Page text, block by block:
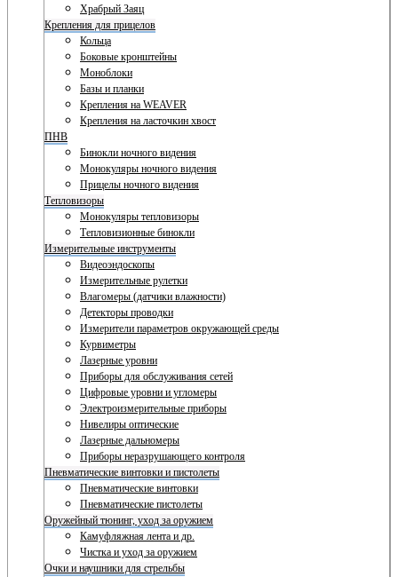
Храбрый Заяц
Крепления для прицелов
Кольца
Боковые кронштейны
Моноблоки
Базы и планки
Крепления на WEAVER
Крепления на ласточкин хвост
ПНВ
Бинокли ночного видения
Монокуляры ночного видения
Прицелы ночного видения
Тепловизоры
Монокуляры тепловизоры
Тепловизионные бинокли
Измерительные инструменты
Видеоэндоскопы
Измерительные рулетки
Влагомеры (датчики влажности)
Детекторы проводки
Измерители параметров окружающей среды
Курвиметры
Лазерные уровни
Приборы для обслуживания сетей
Цифровые уровни и угломеры
Электроизмерительные приборы
Нивелиры оптические
Лазерные дальномеры
Приборы неразрушающего контроля
Пневматические винтовки и пистолеты
Пневматические винтовки
Пневматические пистолеты
Оружейный тюнинг, уход за оружием
Камуфляжная лента и др.
Чистка и уход за оружием
Очки и наушники для стрельбы